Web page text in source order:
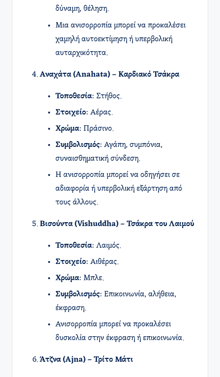
δύναμη, θέληση.
Μια ανισορροπία μπορεί να προκαλέσει
χαμηλή αυτοεκτίμηση ή υπερβολική
αυταρχικότητα.
Αναχάτα (Anahata) – Καρδιακό Τσάκρα
Τοποθεσία: Στήθος.
Στοιχείο: Αέρας.
Χρώμα: Πράσινο.
Συμβολισμός: Αγάπη, συμπόνια,
συναισθηματική σύνδεση.
Η ανισορροπία μπορεί να οδηγήσει σε
αδιαφορία ή υπερβολική εξάρτηση από
τους άλλους.
Βισούντα (Vishuddha) – Τσάκρα του Λαιμού
Τοποθεσία: Λαιμός.
Στοιχείο: Αιθέρας.
Χρώμα: Μπλε.
Συμβολισμός: Επικοινωνία, αλήθεια,
έκφραση.
Ανισορροπία μπορεί να προκαλέσει
δυσκολία στην έκφραση ή επικοινωνία.
Άτζνα (Ajna) – Τρίτο Μάτι